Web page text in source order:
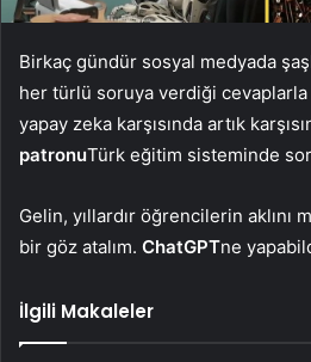
Birkaç gündür sosyal medyada
her türlü soruya verdiği cevaplarla
yapay zeka karşısında artık
patronuTürk eğitim sisteminde
Gelin, yıllardır öğrencilerin aklını
bir göz atalım. ChatGPTne
İlgili Makaleler